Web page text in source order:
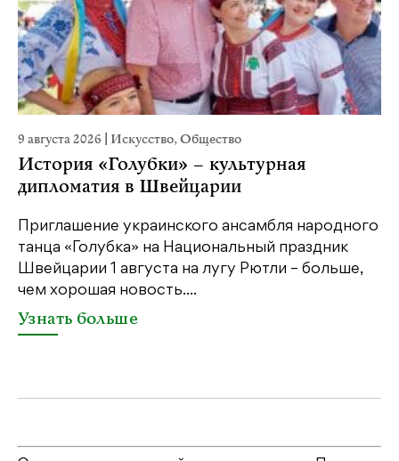
9 августа 2026 Искусство,Общество
История «Голубки» – культурная
дипломатия в Швейцарии
Приглашение украинского ансамбля народного
танца «Голубка» на Национальный праздник
Швейцарии 1 августа на лугу Рютли – больше,
чем хорошая новость....
Узнать больше